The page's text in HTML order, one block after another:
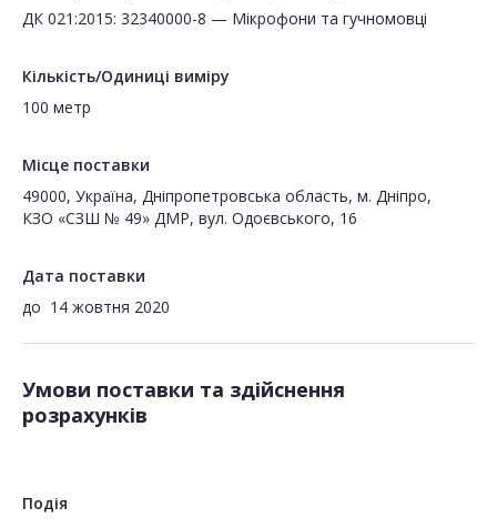
ДК 021:2015: 32340000-8 — Мікрофони та гучномовці
Кількість/Одиниці виміру
100 метр
Місце поставки
49000, Україна, Дніпропетровська область, м. Дніпро,
КЗО «СЗШ № 49» ДМР, вул. Одоєвського, 16
Дата поставки
до 14 жовтня 2020
Умови поставки та здійснення
розрахунків
Подія